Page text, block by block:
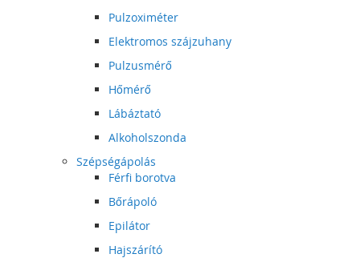
Pulzoximéter
Elektromos szájzuhany
Pulzusmérő
Hőmérő
Lábáztató
Alkoholszonda
Szépségápolás
Férfi borotva
Bőrápoló
Epilátor
Hajszárító